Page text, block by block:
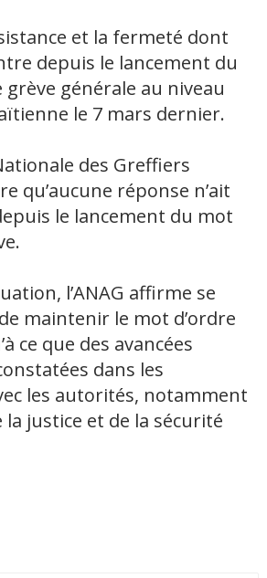
et la fermeté dont
depuis le lancement du
grève générale au niveau
le 7 mars dernier.
des Greffiers
qu’aucune réponse n’ait
le lancement du mot
l’ANAG affirme se
maintenir le mot d’ordre
ce que des avancées
dans les
les autorités, notamment
justice et de la sécurité